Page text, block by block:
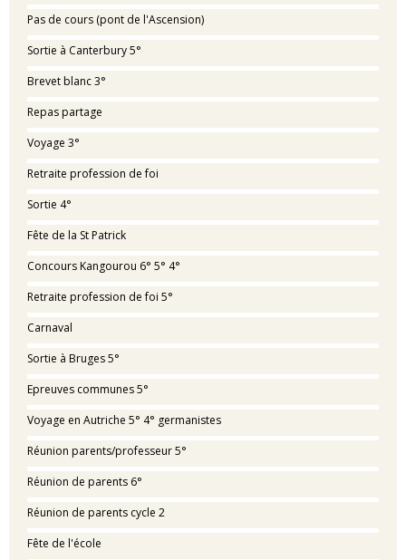
Pas de cours (pont de l'Ascension)
Sortie à Canterbury 5°
Brevet blanc 3°
Repas partage
Voyage 3°
Retraite profession de foi
Sortie 4°
Fête de la St Patrick
Concours Kangourou 6° 5° 4°
Retraite profession de foi 5°
Carnaval
Sortie à Bruges 5°
Epreuves communes 5°
Voyage en Autriche 5° 4° germanistes
Réunion parents/professeur 5°
Réunion de parents 6°
Réunion de parents cycle 2
Fête de l'école